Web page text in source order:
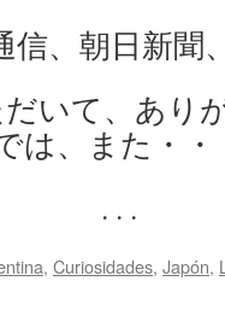
、朝日新聞
いて、あり
は、また・・
. . .
, Curiosidades, Japón,